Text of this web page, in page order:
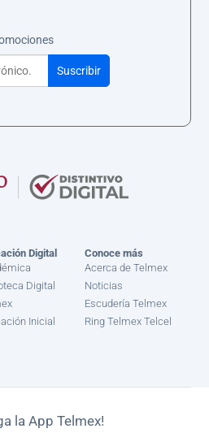
Digital
Digital
Inicial
Conoce más
Acerca de Telmex
Noticias
Escudería Telmex
Ring Telmex Telcel
la App Telmex!